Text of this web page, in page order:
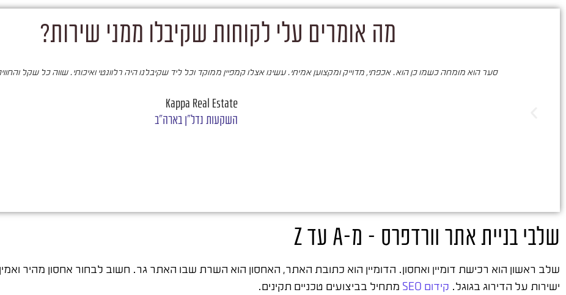
מה אומרים עלי לקוחות שקיבלו ממני שירות?
סער הוא מומחה כשמו כן הוא. אכפתי, מדוייק ומקצוען אמיתי. עשינו אצלו קמפיין ממוקד וכל ליד שקיבלנו היה רלוונטי ואיכותי. שווה כל שקל
Kappa Real Estate
השקעות נדל"ן בארה"ב
שלבי בניית אתר וורדפרס – מ-A עד Z
שלב ראשון הוא רכישת דומיין ואחסון. הדומיין הוא כתובת האתר, האחסון הוא השרת שבו האתר גר. חשוב לבחור אחסון מהיר
ישירות על הדירוג בגוגל. קידום SEO
מתחיל בביצועים טכניים תקינים.